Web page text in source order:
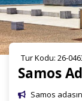
Tur Kodu: 26-
Samos
Samos